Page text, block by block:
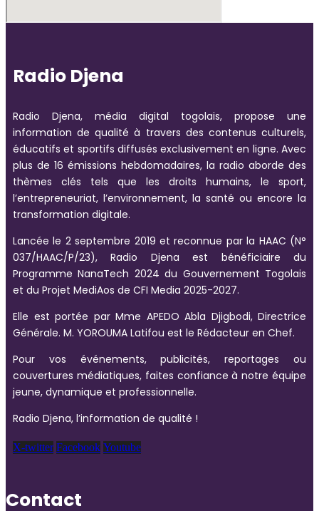
Radio Djena
Radio Djena, média digital togolais, propose une
information de qualité à travers des contenus culturels,
éducatifs et sportifs diffusés exclusivement en ligne. Avec
plus de 16 émissions hebdomadaires, la radio aborde des
thèmes clés tels que les droits humains, le sport,
l’entrepreneuriat, l’environnement, la santé ou encore la
transformation digitale.
Lancée le 2 septembre 2019 et reconnue par la HAAC (N°
037/HAAC/P/23), Radio Djena est bénéficiaire du
Programme NanaTech 2024 du Gouvernement Togolais
et du Projet MediAos de CFI Media 2025-2027.
Elle est portée par Mme APEDO Abla Djigbodi, Directrice
Générale. M. YOROUMA Latifou est le Rédacteur en Chef.
Pour vos événements, publicités, reportages ou
couvertures médiatiques, faites confiance à notre équipe
jeune, dynamique et professionnelle.
Radio Djena, l’information de qualité !
X-twitter Facebook Youtube
Contact